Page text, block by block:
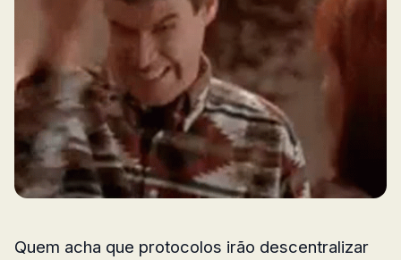
Quem acha que protocolos irão descentralizar